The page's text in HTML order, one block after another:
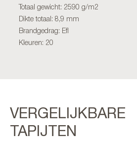
Totaal gewicht: 2590 g/m2
Dikte totaal: 8,9 mm
Brandgedrag: Efl
Kleuren: 20
VERGELIJKBARE
TAPIJTEN